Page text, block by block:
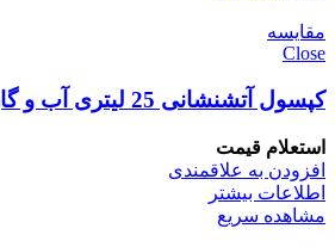
مقایسه
Close
کپسول آتشنشانی 25 لیتری آب و گاز خزرسیلندر
استعلام قیمت
افزودن به علاقمندی
اطلاعات بیشتر
مشاهده سریع